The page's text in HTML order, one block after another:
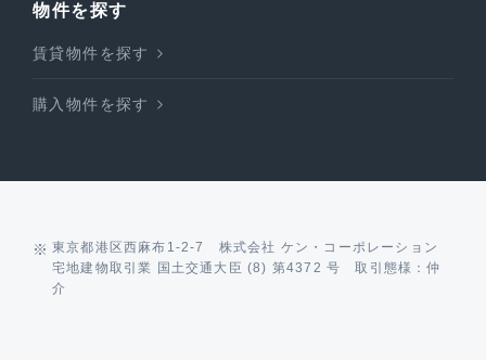
物件を探す
賃貸物件を探す
購入物件を探す
東京都港区西麻布1-2-7 株式会社 ケン・コーポレーション
宅地建物取引業 国土交通大臣 (8) 第4372 号 取引態様：仲
介